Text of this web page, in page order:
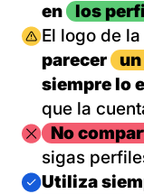
en
los
Imagen
El logo de
parecer
siempre lo
que la
Imagen
No
sigas
Imagen
Utiliza